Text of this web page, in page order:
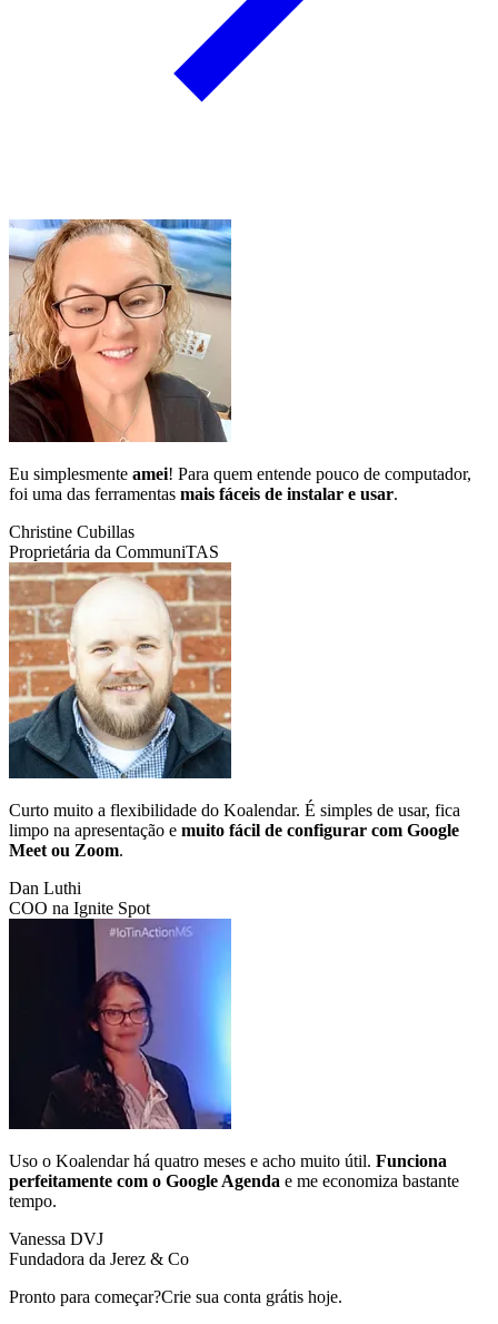
Eu simplesmente amei! Para quem entende pouco de computador,
foi uma das ferramentas mais fáceis de instalar e usar.
Christine Cubillas
Proprietária da CommuniTAS
Curto muito a flexibilidade do Koalendar. É simples de usar, fica
limpo na apresentação e muito fácil de configurar com Google
Meet ou Zoom.
Dan Luthi
COO na Ignite Spot
Uso o Koalendar há quatro meses e acho muito útil. Funciona
perfeitamente com o Google Agenda e me economiza bastante
tempo.
Vanessa DVJ
Fundadora da Jerez & Co
Pronto para começar?Crie sua conta grátis hoje.